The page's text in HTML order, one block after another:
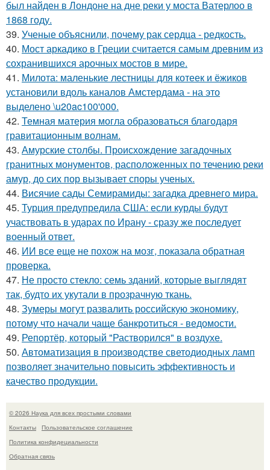
был найден в Лондоне на дне реки у моста Ватерлоо в
1868 году.
39. Ученые объяснили, почему рак сердца - редкость.
40. Мост аркадико в Греции считается самым древним из
сохранившихся арочных мостов в мире.
41. Милота: маленькие лестницы для котеек и ёжиков
установили вдоль каналов Амстердама - на это
выделено \u20ac100'000.
42. Темная материя могла образоваться благодаря
гравитационным волнам.
43. Амурские столбы. Происхождение загадочных
гранитных монументов, расположенных по течению реки
амур, до сих пор вызывает споры ученых.
44. Висячие сады Семирамиды: загадка древнего мира.
45. Турция предупредила США: если курды будут
участвовать в ударах по Ирану - сразу же последует
военный ответ.
46. ИИ все еще не похож на мозг, показала обратная
проверка.
47. Не просто стекло: семь зданий, которые выглядят
так, будто их укутали в прозрачную ткань.
48. Зумеры могут развалить российскую экономику,
потому что начали чаще банкротиться - ведомости.
49. Репортёр, который "Растворился" в воздухе.
50. Автоматизация в производстве светодиодных ламп
позволяет значительно повысить эффективность и
качество продукции.
© 2026 Наука для всех простыми словами
Контакты
Пользовательское соглашение
Политика конфидециальности
Обратная связь